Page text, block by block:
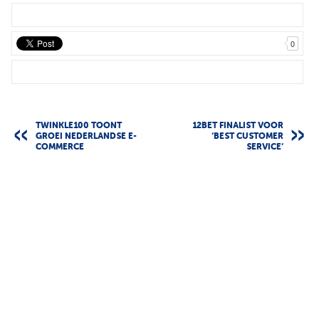
0
TWINKLE100 TOONT
GROEI NEDERLANDSE E-
COMMERCE
12BET FINALIST VOOR
‘BEST CUSTOMER
SERVICE’